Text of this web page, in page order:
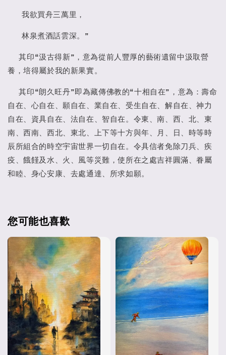
我欲買舟三萬里，
林泉煮酒話雲深。”
其印“汲古得新”，意為從前人豐厚的藝術遺留中汲取營
養，培得屬於我的新果實。
其印“朗久旺丹”即為藏傳佛教的“十相自在”，意為：壽命
自在、心自在、願自在、業自在、受生自在、解自在、神力
自在、資具自在、法自在、智自在。令東、南、西、北、東
南、西南、西北、東北、上下等十方與年、月、日、時等時
辰所組合的時空宇宙世界一切自在。令具信者免除刀兵、疾
疫、餓饉及水、火、風等災難，使所在之處吉祥圓滿、眷屬
和睦、身心安康、去處通達、所求如願。
您可能也喜歡